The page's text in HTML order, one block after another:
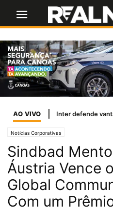
AO VIVO
Notícias Corporativas
Sindbad
Áustria Vence
Global
Com um